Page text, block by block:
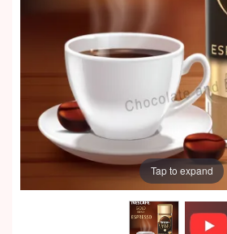
Tap to expand